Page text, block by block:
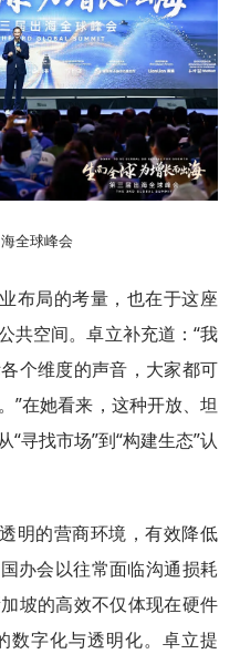
全球峰会
布局的考量，也在于这座
共空间。卓立补充道：“我
个维度的声音，大家都可
”在她看来，这种开放、坦
寻找市场”到“构建生态”认
明的营商环境，有效降低
办会以往常面临沟通损耗
坡的高效不仅体现在硬件
数字化与透明化。卓立提